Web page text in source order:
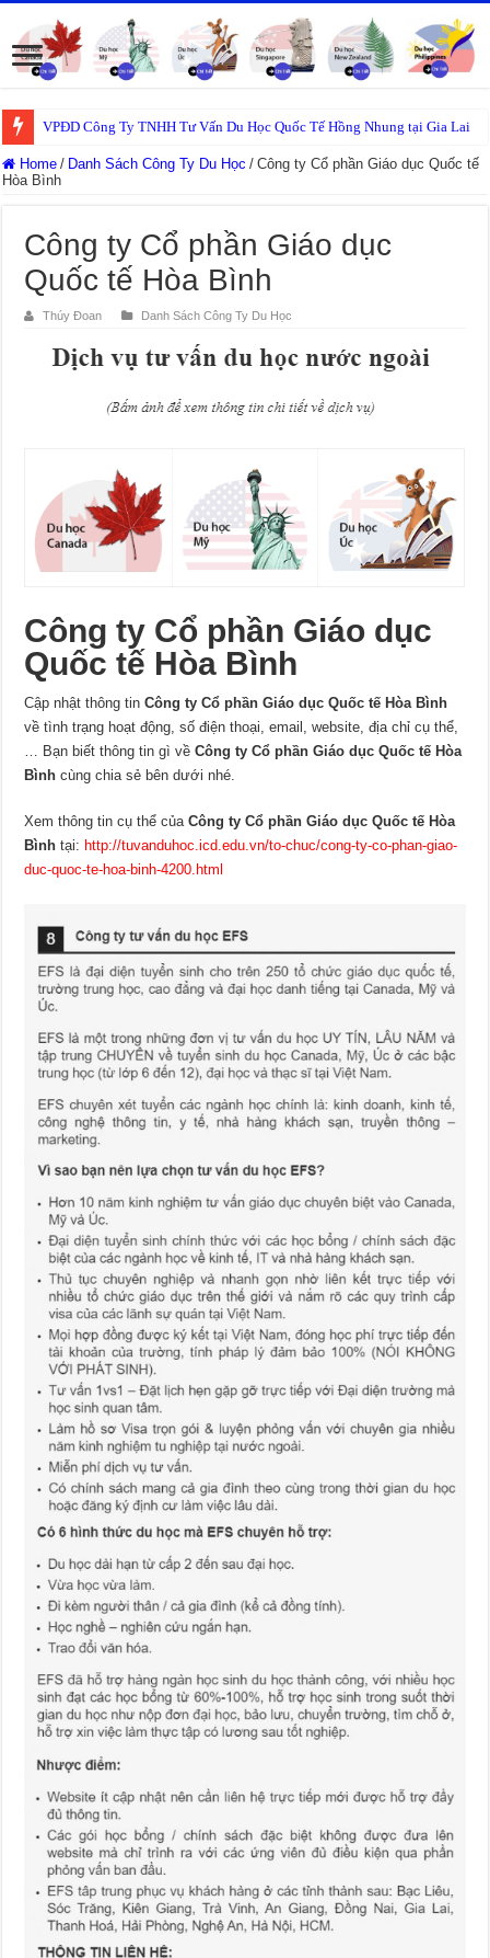
VPĐD Công Ty TNHH Tư Vấn Du Học Quốc Tế Hồng Nhung tại Gia Lai
Home / Danh Sách Công Ty Du Học / Công ty Cổ phần Giáo dục Quốc tế
Hòa Bình
Công ty Cổ phần Giáo dục
Quốc tế Hòa Bình
Thúy Đoan Danh Sách Công Ty Du Học
Công ty Cổ phần Giáo dục
Quốc tế Hòa Bình
Cập nhật thông tinCông ty Cổ phần Giáo dục Quốc tế Hòa Bình
về tình trạng hoạt động, số điện thoại, email, website, địa chỉ cụ thể,
… Bạn biết thông tin gì vềCông ty Cổ phần Giáo dục Quốc tế Hòa
Bình cùng chia sẻ bên dưới nhé.
Xem thông tin cụ thể củaCông ty Cổ phần Giáo dục Quốc tế Hòa
Bình tại: http://tuvanduhoc.icd.edu.vn/to-chuc/cong-ty-co-phan-giao-
duc-quoc-te-hoa-binh-4200.html